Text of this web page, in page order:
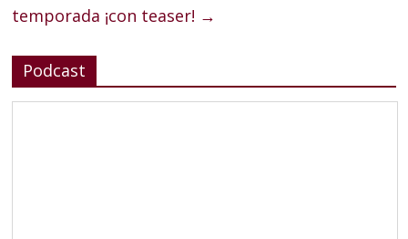
temporada ¡con teaser! →
Podcast